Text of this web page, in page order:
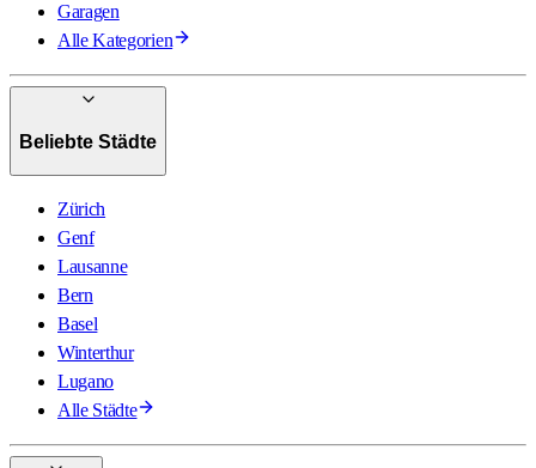
Garagen
Alle Kategorien
Beliebte Städte
Zürich
Genf
Lausanne
Bern
Basel
Winterthur
Lugano
Alle Städte